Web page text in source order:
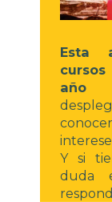
Esta
año
Y si
duda